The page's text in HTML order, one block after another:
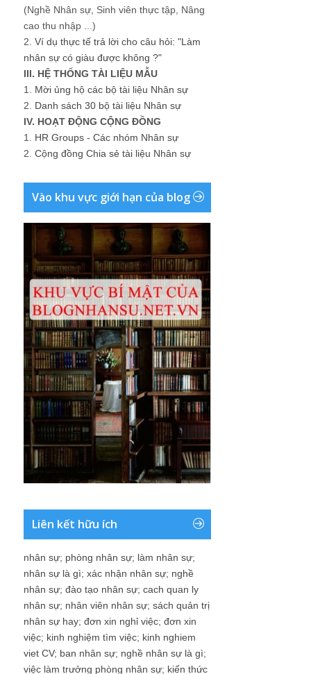
(Nghề Nhân sự, Sinh viên thực tập, Nâng
cao thu nhập ...)
2. Ví dụ thực tế trả lời cho câu hỏi: "Làm
nhân sự có giàu được không ?"
III. HỆ THỐNG TÀI LIỆU MẪU
1. Mời ủng hộ các bộ tài liệu Nhân sự
2. Danh sách 30 bộ tài liệu Nhân sự
IV. HOẠT ĐỘNG CỘNG ĐỒNG
1. HR Groups - Các nhóm Nhân sự
2. Cộng đồng Chia sẻ tài liệu Nhân sự
Vào khu vực giới hạn của blog
Liên kết hữu ích
nhân sự; phòng nhân sự; làm nhân sự;
nhân sự là gì; xác nhận nhân sự; nghề
nhân sự; đào tạo nhân sự; cach quan ly
nhân sự; nhân viên nhân sự; sách quản trị
nhân sự hay; đơn xin nghỉ việc; đơn xin
việc; kinh nghiệm tìm việc; kinh nghiem
viet CV; ban nhân sự; nghề nhân sự là gì;
việc làm trưởng phòng nhân sự; kiến thức